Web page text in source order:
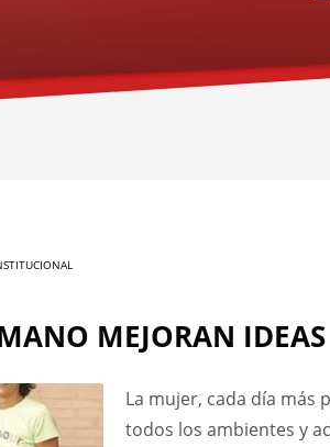
MEJORAN IDEAS
La mujer, cada día más
todos los ambientes y